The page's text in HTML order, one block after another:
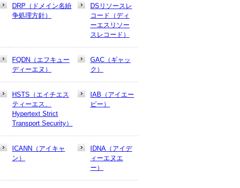
DRP（ドメイン名紛
争処理方針）
DSリソースレ
コード（ディ
ーエスリソー
スレコード）
FQDN（エフキュー
ディーエヌ）
GAC（ギャッ
ク）
HSTS（エイチエス
ティーエス、
Hypertext Strict
Transport Security）
IAB（アイエー
ビー）
ICANN（アイキャ
ン）
IDNA（アイデ
ィーエヌエ
ー）